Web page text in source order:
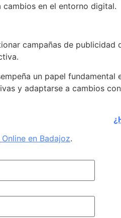
en el entorno digital.
campañas de
un papel
y adaptarse a cambios
en Badajoz.